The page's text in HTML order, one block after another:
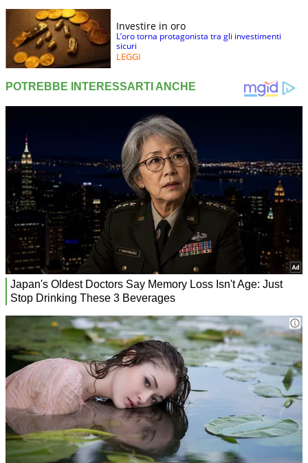
Investire in oro
L’oro torna protagonista tra gli investimenti
sicuri
LEGGI